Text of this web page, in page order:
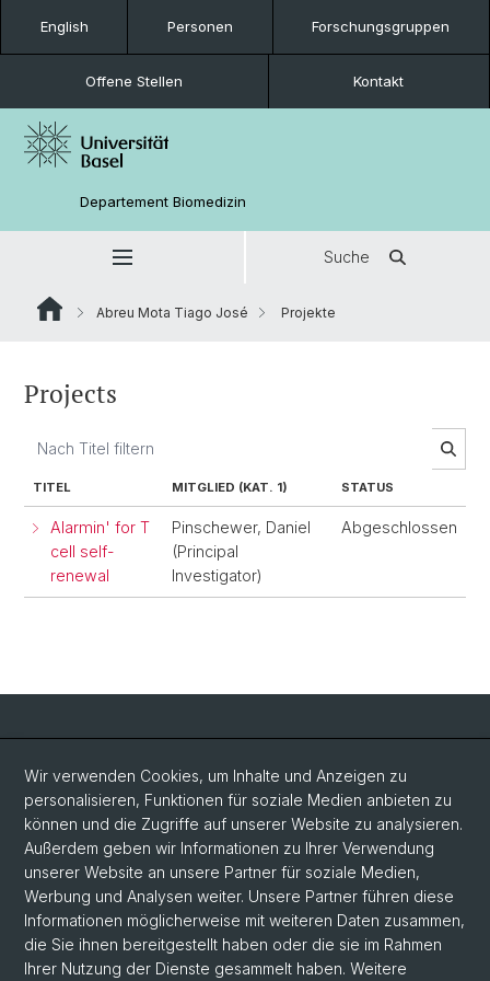
English Personen Forschungsgruppen
Offene Stellen Kontakt
Departement Biomedizin
Suche
Abreu Mota Tiago José Projekte
Projects
TITEL MITGLIED (KAT. 1) STATUS
Alarmin' for T
cell self-
renewal
Pinschewer, Daniel
(Principal
Investigator)
Abgeschlossen
Social Media
LinkedIn
Bluesky
Vimeo
Wir verwenden Cookies, um Inhalte und Anzeigen zu
personalisieren, Funktionen für soziale Medien anbieten zu
können und die Zugriffe auf unserer Website zu analysieren.
Außerdem geben wir Informationen zu Ihrer Verwendung
unserer Website an unsere Partner für soziale Medien,
Werbung und Analysen weiter. Unsere Partner führen diese
Informationen möglicherweise mit weiteren Daten zusammen,
die Sie ihnen bereitgestellt haben oder die sie im Rahmen
Ihrer Nutzung der Dienste gesammelt haben. Weitere